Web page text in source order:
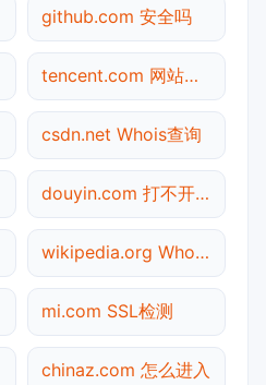
github.com 安全吗
tencent.com 网站状态
csdn.net Whois查询
douyin.com 打不开检测
wikipedia.org Whois查询
mi.com SSL检测
chinaz.com 怎么进入